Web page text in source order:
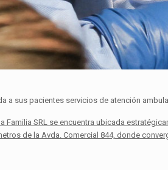
a sus pacientes servicios de atención
Familia SRL se encuentra ubicada
de la Avda. Comercial 844, donde